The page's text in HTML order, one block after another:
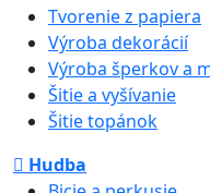
Tvorenie z papiera
Výroba dekorácií
Výroba šperkov a
Šitie a vyšívanie
Šitie topánok
Hudba